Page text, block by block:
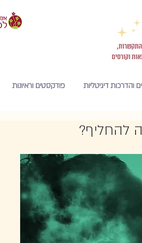
והדרכות דיגיטליות פודקסטים וראיונות
להחליף?